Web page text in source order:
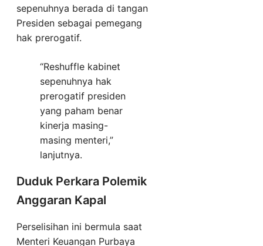
sepenuhnya berada di tangan
Presiden sebagai pemegang
hak prerogatif.
“Reshuffle kabinet
sepenuhnya hak
prerogatif presiden
yang paham benar
kinerja masing-
masing menteri,”
lanjutnya.
Duduk Perkara Polemik
Anggaran Kapal
Perselisihan ini bermula saat
Menteri Keuangan Purbaya